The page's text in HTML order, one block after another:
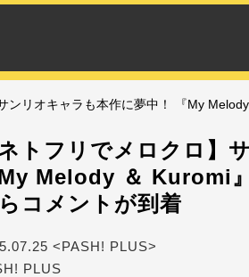
ンリオキャラも本作に夢中！ 『My
ネトフリでメロクロ】
My Melody ＆ Kuromi
コメントが到着
<PASH! PLUS>
PLUS